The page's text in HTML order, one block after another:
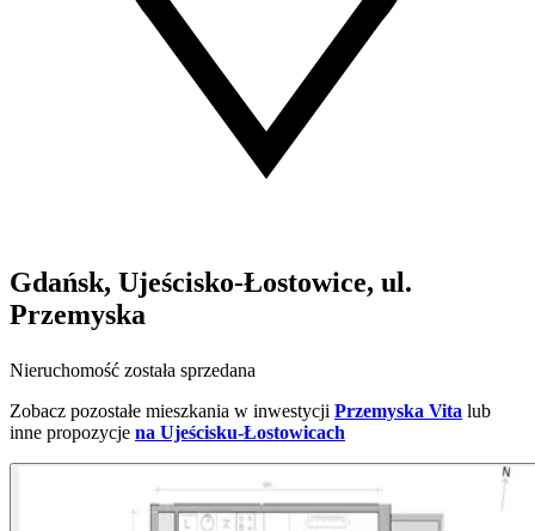
Gdańsk, Ujeścisko-Łostowice, ul.
Przemyska
Nieruchomość została sprzedana
Zobacz pozostałe mieszkania w inwestycji Przemyska Vita lub
inne propozycje na Ujeścisku-Łostowicach